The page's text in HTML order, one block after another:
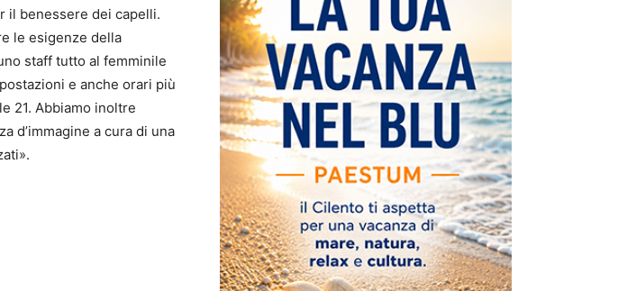
il benessere dei capelli.
le esigenze della
staff tutto al femminile
e anche orari più
21. Abbiamo inoltre
d’immagine a cura di una